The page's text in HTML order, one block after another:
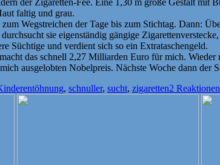
faltig und grau.
Wegstreichen der Tage bis zum Stichtag. Dann:
sie eigenständig gängige
Süchtige und verdient sich so ein Extrataschengeld.
das schnell 2,27 Milliarden Euro für mich.
ausgelobten Nobelpreis. Nächste Woche dann der
Schlagwörter
entöhnung, schnuller, sucht, zigaretten2 Reaktionen